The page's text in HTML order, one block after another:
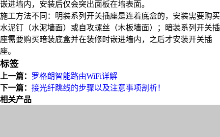
嵌进墙内，安装后仅会突出面板在墙表面。
施工方法不同：明装系列开关插座是连着底盒的，安装需要购买
水泥钉（水泥墙面）或自攻螺丝（木板墙面）；暗装系列开关插
座需要购买暗装底盒并在装修时嵌进墙内，之后才安装开关插
座。
标签
上一篇： 罗格朗智能路由WiFi详解
下一篇： 接光纤跳线的步骤以及注意事项剖析！
相关产品